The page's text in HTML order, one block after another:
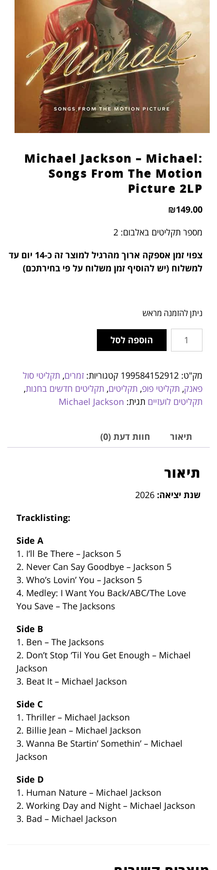
הוסף קו תחתון לקישורים
סמן קישורים
לאפס
את
כל
האפשרויות
cached
Michael Jackson – Michael:
Songs From The Motion
Picture 2LP
₪149.00
מספר תקליטים באלבום: 2
צפוי זמן אספקה ארוך מהרגיל למוצר זה
כ-14 יום עד
למשלוח (יש להוסיף זמן משלוח על פי בחירתכם)
ניתן להזמנה מראש
הוספה לסל
מק"ט: 199584152912 קטגוריות: זמרים, תקליטי סול
פאנק, תקליטי פופ, תקליטים, תקליטים חדשים בחנות,
תקליטים לועזיים תגית: Michael Jackson
תיאור חוות דעת (0)
תיאור
שנת יציאה:
Tracklisting:
Side A
1. I’ll Be There – Jackson 5
2. Never Can Say Goodbye – Jackson 5
3. Who’s Lovin’ You – Jackson 5
4. Medley: I Want You Back/ABC/The Love
You Save – The Jacksons
Side B
1. Ben – The Jacksons
2. Don’t Stop ‘Til You Get Enough – Michael
Jackson
3. Beat It – Michael Jackson
Side C
1. Thriller – Michael Jackson
2. Billie Jean – Michael Jackson
3. Wanna Be Startin’ Somethin’ – Michael
Jackson
Side D
1. Human Nature – Michael Jackson
2. Working Day and Night – Michael Jackson
3. Bad – Michael Jackson